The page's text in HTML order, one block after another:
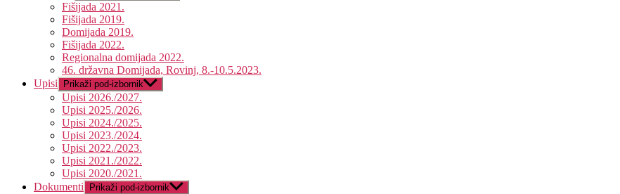
Fišijada 2021.
Fišijada 2019.
Domijada 2019.
Fišijada 2022.
Regionalna domijada 2022.
46. državna Domijada, Rovinj, 8.-10.5.2023.
Upisi
Prikaži pod-izbornik
Upisi 2026./2027.
Upisi 2025./2026.
Upisi 2024./2025.
Upisi 2023./2024.
Upisi 2022./2023.
Upisi 2021./2022.
Upisi 2020./2021.
Dokumenti
Prikaži pod-izbornik